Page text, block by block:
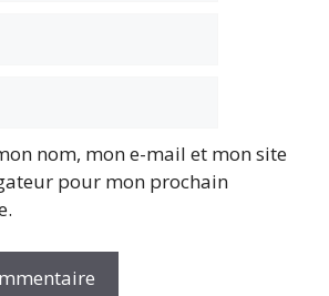
nom, mon e-mail et mon site
pour mon prochain